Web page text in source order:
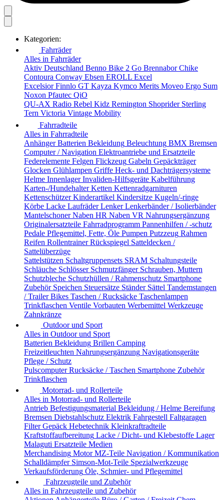
Kategorien:
Fahrräder
Alles in Fahrräder
Aktiv Deutschland Benno Bike 2 Go Brennabor Chike
Contoura Conway Ebsen EROLL Excel
Excelsior Finnlo GT Kayza Kymco Merits Moveo Ergo Sum
Noxon Pfautec QiO
QU-AX Radio Rebel Kidz Remington Shoprider Sterling
Tern Victoria Vintage Mobility
Fahrradteile
Alles in Fahrradteile
Anhänger Batterien Bekleidung Beleuchtung BMX Bremsen
Computer / Navigation Elektroantriebe und Ersatzteile
Federelemente Felgen Flickzeug Gabeln Gepäckträger
Glocken Glühlampen Griffe Heck- und Dachträgersysteme
Helme Innenlager Invaliden-Hilfsgeräte Kabelführung
Karten-/Hundehalter Ketten Kettenradgarnituren
Kettenschützer Kinderartikel Kindersitze Kugeln/-ringe
Körbe Lacke Laufräder Lenker Lenkerbänder / Isolierbänder
Mantelschoner Naben HR Naben VR Nahrungsergänzung
Originalersatzteile Fahrradprogramm Pannenhilfen / -schutz
Pedale Pflegemittel, Fette, Öle Pumpen Putzzeug Rahmen
Reifen Rollentrainer Rückspiegel Satteldecken /
Sattelüberzüge
Sattelstützen Schaltgruppensets SRAM Schaltungsteile
Schläuche Schlösser Schmutzfänger Schrauben, Muttern
Schutzbleche Schutzhüllen / Rahmenschutz Smartphone
Zubehör Speichen Steuersätze Ständer Sättel Tandemstangen
/ Trailer Bikes Taschen / Rucksäcke Taschenlampen
Trinkflaschen Ventile Vorbauten Werbemittel Werkzeuge
Zahnkränze
Outdoor und Sport
Alles in Outdoor und Sport
Batterien Bekleidung Brillen Camping
Freizeitleuchten Nahrungsergänzung Navigationsgeräte
Pflege / Schutz
Pulscomputer Rucksäcke / Taschen Smartphone Zubehör
Trinkflaschen
Motorrad- und Rollerteile
Alles in Motorrad- und Rollerteile
Antrieb Befestigungsmaterial Bekleidung / Helme Bereifung
Bremsen Diebstahlschutz Elektrik Fahrgestell Faltgaragen
Filter Gepäck Hebetechnik Kleinkraftradteile
Kraftstoffaufbereitung Lacke / Dicht- und Klebestoffe Lager
Malaguti Ersatzteile Medien
Merchandising Motor MZ-Teile Navigation / Kommunikation
Schalldämpfer Simson-Mot-Teile Spezialwerkzeuge
Verkaufsförderung Öle, Schmier- und Pflegemittel
Fahrzeugteile und Zubehör
Alles in Fahrzeugteile und Zubehör